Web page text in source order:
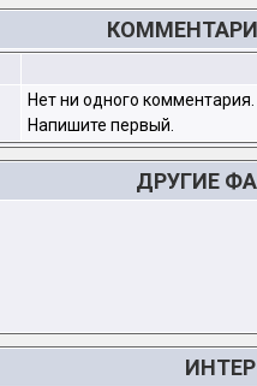
Нет ни одного комментария.
Напишите первый.
ДРУГИЕ